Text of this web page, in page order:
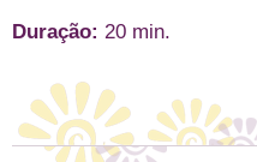
Duração: 20 min.